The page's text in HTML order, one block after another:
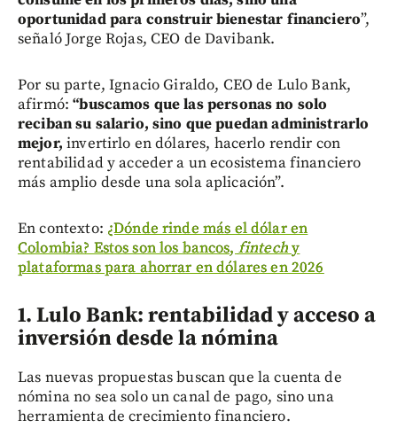
oportunidad para construir bienestar financiero”,
señaló Jorge Rojas, CEO de Davibank.
Por su parte, Ignacio Giraldo, CEO de Lulo Bank,
afirmó:“buscamos que las personas no solo
reciban su salario, sino que puedan administrarlo
mejor, invertirlo en dólares, hacerlo rendir con
rentabilidad y acceder a un ecosistema financiero
más amplio desde una sola aplicación”.
En contexto: ¿Dónde rinde más el dólar en
Colombia? Estos son los bancos,fintechy
plataformas para ahorrar en dólares en 2026
1. Lulo Bank: rentabilidad y acceso a
inversión desde la nómina
Las nuevas propuestas buscan que la cuenta de
nómina no sea solo un canal de pago, sino una
herramienta de crecimiento financiero.